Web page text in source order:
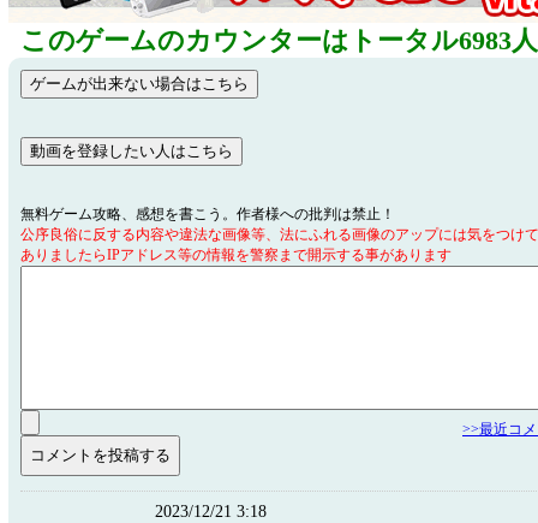
このゲームのカウンターはトータル6983
無料ゲーム攻略、感想を書こう。作者様への批判は禁止！
公序良俗に反する内容や違法な画像等、法にふれる画像のアップには気をつけ
ありましたらIPアドレス等の情報を警察まで開示する事があります
>>最近コ
2023/12/21 3:18